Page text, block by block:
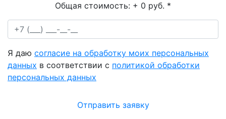
Общая стоимость: + 0 руб. *
Я даю согласие на обработку моих персональных
данных в соответствии с политикой обработки
персональных данных
Отправить заявку